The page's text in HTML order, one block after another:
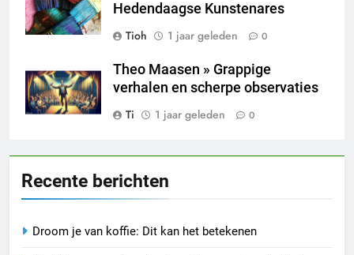
Hedendaagse Kunstenares
Tioh
1 jaar geleden 0
Theo Maasen » Grappige
verhalen en scherpe observaties
Ti
1 jaar geleden 0
Recente berichten
Droom je van koffie: Dit kan het betekenen